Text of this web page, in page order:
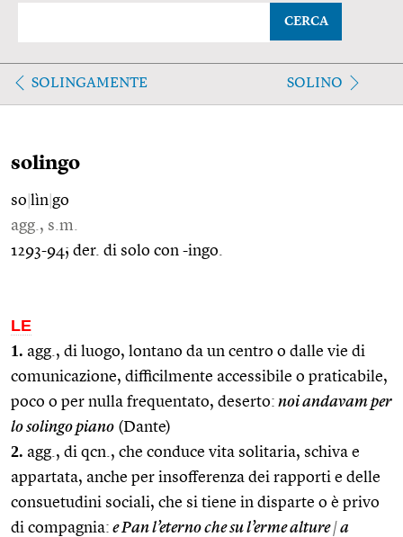
CERCA
SOLINGAMENTE SOLINO
solingo
so lìn go
agg., s.m.
1293-94; der. di solo con -ingo.
LE
1. agg., di luogo, lontano da un centro o dalle vie di
comunicazione, difficilmente accessibile o praticabile,
poco o per nulla frequentato, deserto: noi andavam per
lo solingo piano (Dante)
2. agg., di qcn., che conduce vita solitaria, schiva e
appartata, anche per insofferenza dei rapporti e delle
consuetudini sociali, che si tiene in disparte o è privo
di compagnia: e Pan l’eterno che su l’erme alture|a